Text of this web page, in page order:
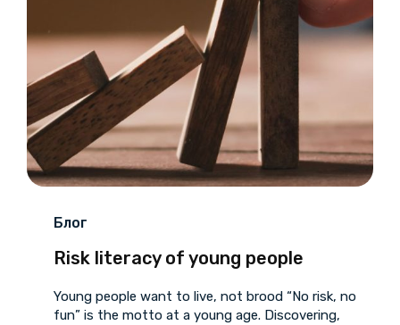
Блог
Risk literacy of young people
Young people want to live, not brood “No risk, no
fun” is the motto at a young age. Discovering,